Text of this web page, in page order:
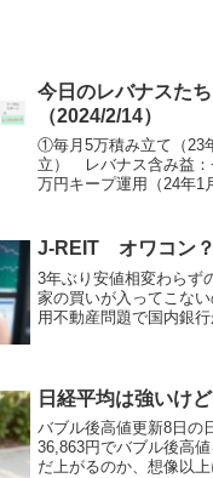
今日のレバナスたち
（2024/2/14）
①毎月5万積み立て（23
立） レバナス含み益
万円キープ運用（24年
117,576円
J-REIT オワコン？
3年ぶり安値相変わらず
家の買いが入ってこな
用不動産問題で国内銀行
題は無いだろう。 ...
日経平均は強いけど
バブル後高値更新8日の
36,863円でバブル後高
だ上がるのか、想像以